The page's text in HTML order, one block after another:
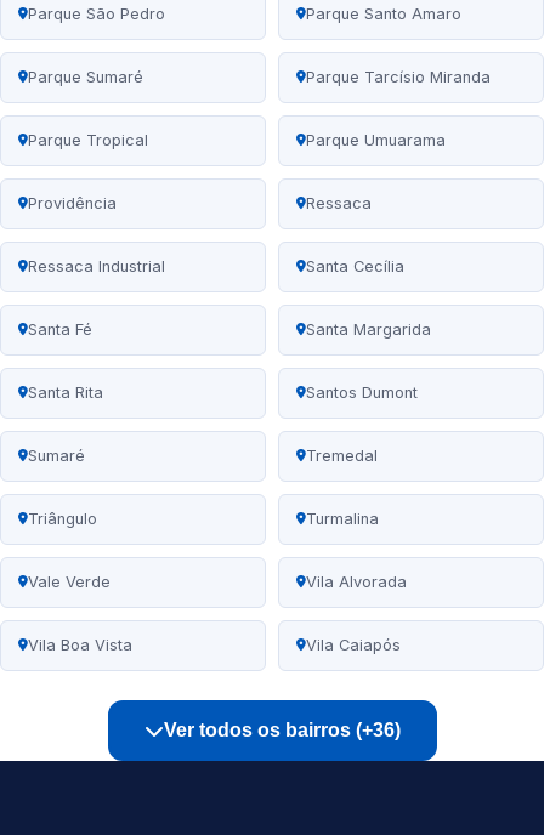
Parque São Pedro Parque Santo Amaro
Parque Sumaré Parque Tarcísio Miranda
Parque Tropical Parque Umuarama
Providência Ressaca
Ressaca Industrial Santa Cecília
Santa Fé Santa Margarida
Santa Rita Santos Dumont
Sumaré Tremedal
Triângulo Turmalina
Vale Verde Vila Alvorada
Vila Boa Vista Vila Caiapós
Ver todos os bairros (+36)